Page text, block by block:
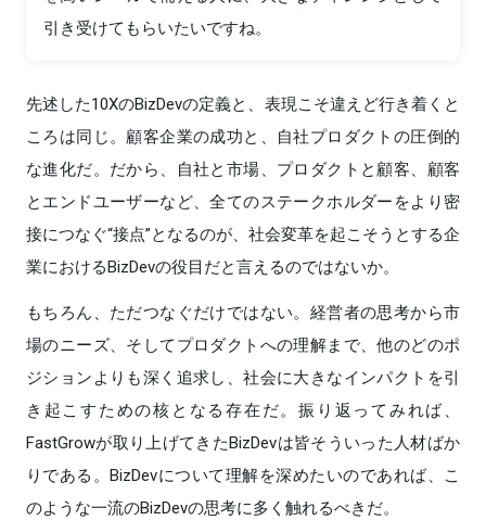
引き受けてもらいたいですね。
先述した10XのBizDevの定義と、表現こそ違えど行き着くと
ころは同じ。顧客企業の成功と、自社プロダクトの圧倒的
な進化だ。だから、自社と市場、プロダクトと顧客、顧客
とエンドユーザーなど、全てのステークホルダーをより密
接につなぐ“接点”となるのが、社会変革を起こそうとする企
業におけるBizDevの役目だと言えるのではないか。
もちろん、ただつなぐだけではない。経営者の思考から市
場のニーズ、そしてプロダクトへの理解まで、他のどのポ
ジションよりも深く追求し、社会に大きなインパクトを引
き起こすための核となる存在だ。振り返ってみれば、
FastGrowが取り上げてきたBizDevは皆そういった人材ばか
りである。BizDevについて理解を深めたいのであれば、こ
のような一流のBizDevの思考に多く触れるべきだ。